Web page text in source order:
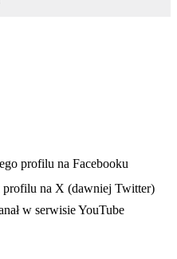
karcie
profilu na Facebooku
profilu na X (dawniej Twitter)
karcie
w serwisie YouTube